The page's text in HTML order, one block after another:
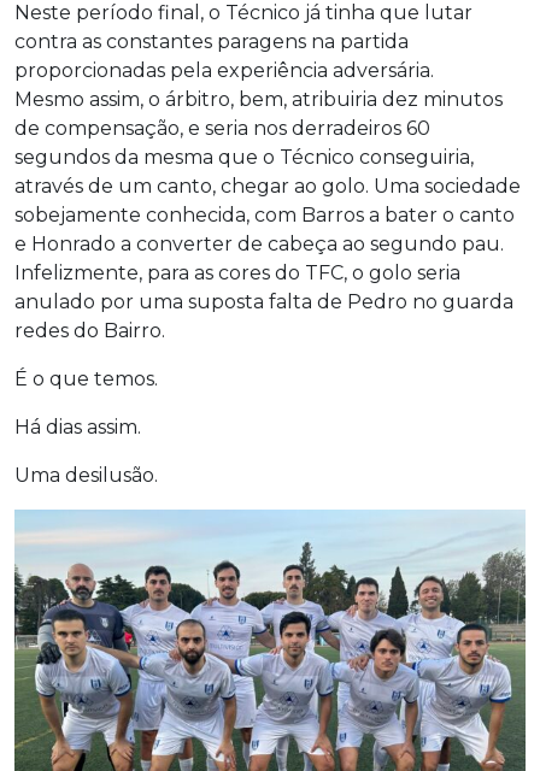
Neste período final, o Técnico já tinha que lutar
contra as constantes paragens na partida
proporcionadas pela experiência adversária.
Mesmo assim, o árbitro, bem, atribuiria dez minutos
de compensação, e seria nos derradeiros 60
segundos da mesma que o Técnico conseguiria,
através de um canto, chegar ao golo. Uma sociedade
sobejamente conhecida, com Barros a bater o canto
e Honrado a converter de cabeça ao segundo pau.
Infelizmente, para as cores do TFC, o golo seria
anulado por uma suposta falta de Pedro no guarda
redes do Bairro.
É o que temos.
Há dias assim.
Uma desilusão.